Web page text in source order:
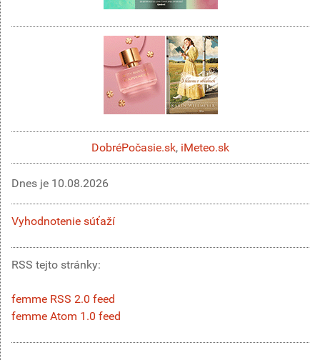
DobréPočasie.sk, iMeteo.sk
Dnes je 10.08.2026
Vyhodnotenie súťaží
RSS tejto stránky:
femme RSS 2.0 feed
femme Atom 1.0 feed